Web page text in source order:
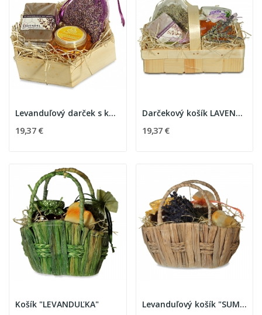
Levanduľový darček s kozmetikou
19,37 €
Darčekový košík LAVENDEL
19,37 €
Košík "LEVANDUĽKA" Levanduľový košík "SUMMERTIME"